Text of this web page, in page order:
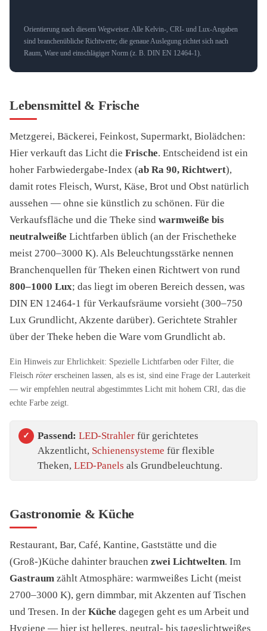
Orientierung nach diesem Wegweiser. Alle Kelvin-, CRI- und Lux-Angaben
sind branchenübliche Richtwerte; die genaue Auslegung richtet sich nach
Raum, Ware und einschlägiger Norm (z. B. DIN EN 12464-1).
Lebensmittel & Frische
Metzgerei, Bäckerei, Feinkost, Supermarkt, Biolädchen:
Hier verkauft das Licht die Frische. Entscheidend ist ein
hoher Farbwiedergabe-Index (ab Ra 90, Richtwert),
damit rotes Fleisch, Wurst, Käse, Brot und Obst natürlich
aussehen — ohne sie künstlich zu schönen. Für die
Verkaufsfläche und die Theke sind warmweiße bis
neutralweiße Lichtfarben üblich (an der Frischetheke
meist 2700–3000 K). Als Beleuchtungsstärke nennen
Branchenquellen für Theken einen Richtwert von rund
800–1000 Lux; das liegt im oberen Bereich dessen, was
DIN EN 12464-1 für Verkaufsräume vorsieht (300–750
Lux Grundlicht, Akzente darüber). Gerichtete Strahler
über der Theke heben die Ware vom Grundlicht ab.
Ein Hinweis zur Ehrlichkeit: Spezielle Lichtfarben oder Filter, die
Fleisch rötererscheinen lassen, als es ist, sind eine Frage der Lauterkeit
— wir empfehlen neutral abgestimmtes Licht mit hohem CRI, das die
echte Farbe zeigt.
Passend: LED-Strahler für gerichtetes
Akzentlicht, Schienensysteme für flexible
Theken, LED-Panels als Grundbeleuchtung.
Gastronomie & Küche
Restaurant, Bar, Café, Kantine, Gaststätte und die
(Groß-)Küche dahinter brauchen zwei Lichtwelten. Im
Gastraum zählt Atmosphäre: warmweißes Licht (meist
2700–3000 K), gern dimmbar, mit Akzenten auf Tischen
und Tresen. In der Küche dagegen geht es um Arbeit und
Hygiene — hier ist helleres, neutral- bis tageslichtweißes